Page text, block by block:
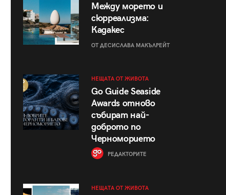
Между морето и
сюрреализма:
Кадакес
ОТ ДЕСИСЛАВА МАКЪЛРЕЙТ
НЕЩАТА ОТ ЖИВОТА
Go Guide Seaside
Awards отново
събират най-
доброто по
Черноморието
РЕДАКТОРИТЕ
НЕЩАТА ОТ ЖИВОТА